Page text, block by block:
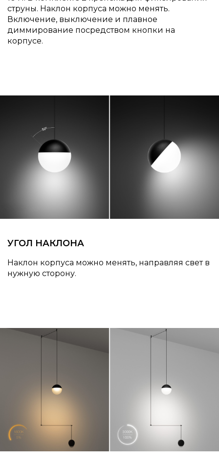
струны. Наклон корпуса можно менять.
Включение, выключение и плавное
диммирование посредством кнопки на
корпусе.
УГОЛ НАКЛОНА
Наклон корпуса можно менять, направляя свет в
нужную сторону.